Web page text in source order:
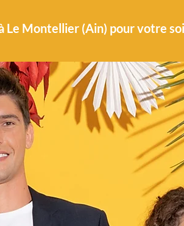
Montellier (Ain) pour votre